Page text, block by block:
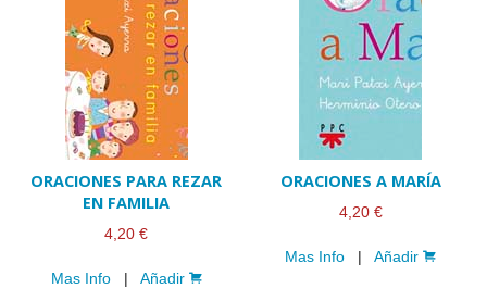
ORACIONES PARA REZAR
EN FAMILIA
4,20 €
Mas Info| Añadir
ORACIONES A MARÍA
4,20 €
Mas Info |Añadir